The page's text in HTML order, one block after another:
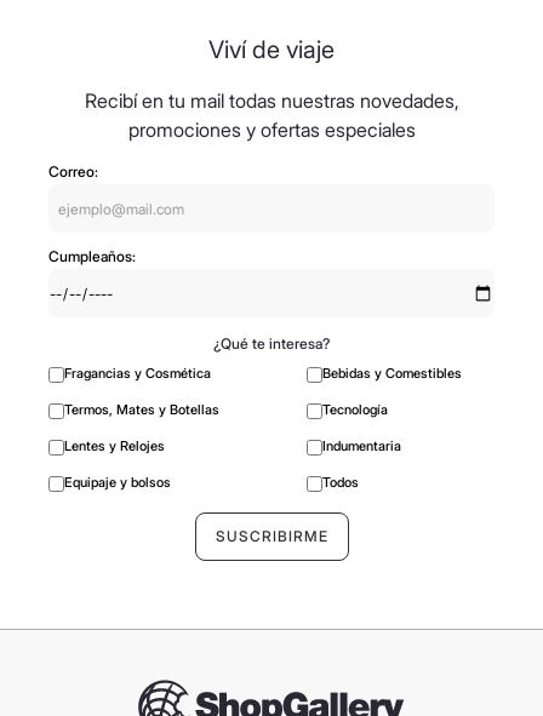
Viví de viaje
Recibí en tu mail todas nuestras novedades,
promociones y ofertas especiales
Correo:
Cumpleaños:
¿Qué te interesa?
Fragancias y Cosmética Bebidas y Comestibles
Termos, Mates y Botellas Tecnología
Lentes y Relojes Indumentaria
Equipaje y bolsos Todos